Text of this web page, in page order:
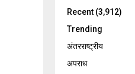
Recent (3,912)
Trending
अंतरराष्ट्रीय
अपराध